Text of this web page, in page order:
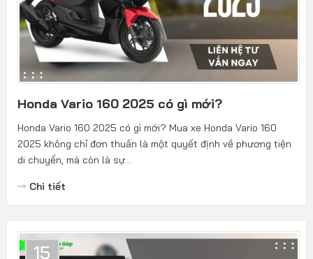
Honda Vario 160 2025 có gì mới?
Honda Vario 160 2025 có gì mới? Mua xe Honda Vario 160
2025 không chỉ đơn thuần là một quyết định về phương tiện
di chuyển, mà còn là sự...
Chi tiết
15